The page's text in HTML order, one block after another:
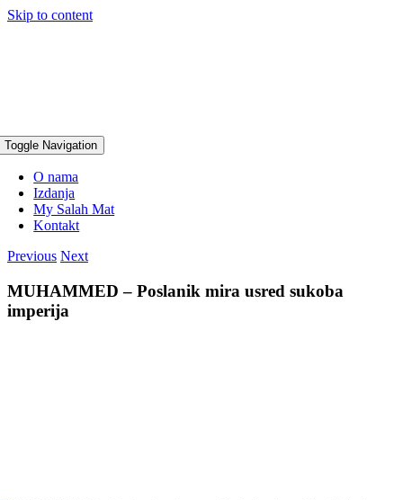
Skip to content
Toggle Navigation
O nama
Izdanja
My Salah Mat
Kontakt
Previous Next
MUHAMMED – Poslanik mira usred sukoba
imperija